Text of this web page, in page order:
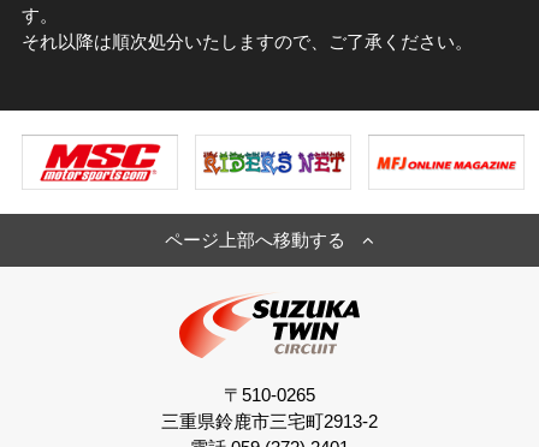
す。
それ以降は順次処分いたしますので、ご了承ください。
ページ上部へ移動する
〒510-0265
三重県鈴鹿市三宅町2913-2